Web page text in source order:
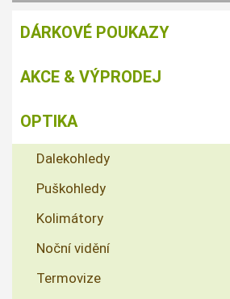
DÁRKOVÉ POUKAZY
AKCE & VÝPRODEJ
OPTIKA
Dalekohledy
Puškohledy
Kolimátory
Noční vidění
Termovize